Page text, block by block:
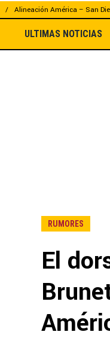
Alineación América – San
ULTIMAS NOTICIAS
RUMORES
El